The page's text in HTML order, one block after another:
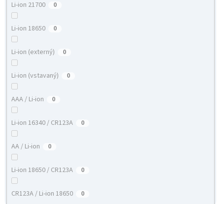
Li-ion 21700 0
Li-ion 18650 0
Li-ion (externý) 0
Li-ion (vstavaný) 0
AAA / Li-ion 0
Li-ion 16340 / CR123A 0
AA / Li-ion 0
Li-ion 18650 / CR123A 0
CR123A / Li-ion 18650 0